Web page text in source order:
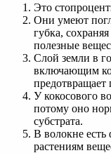
Это
Они умеют
губка,
полезные
Слой земли в
включающим
предотвращает
У кокосового
потому оно
субстрата.
В волокне
растениям